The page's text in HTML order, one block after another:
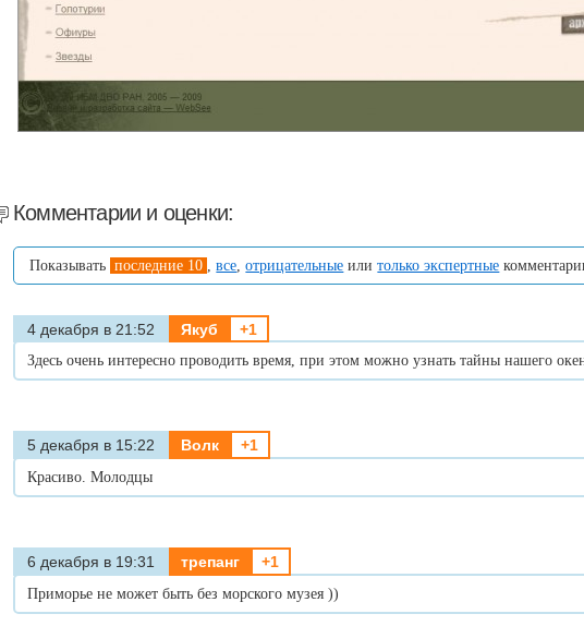
Комментарии и оценки:
Показывать последние 10 ,все ,отрицательные илитолько экспертные
4 декабря в 21:52 Якуб +1
Здесь очень интересно проводить время, при этом можно узнать тайны нашего
5 декабря в 15:22 Волк +1
Красиво. Молодцы
6 декабря в 19:31 трепанг +1
Приморье не может быть без морского музея ))